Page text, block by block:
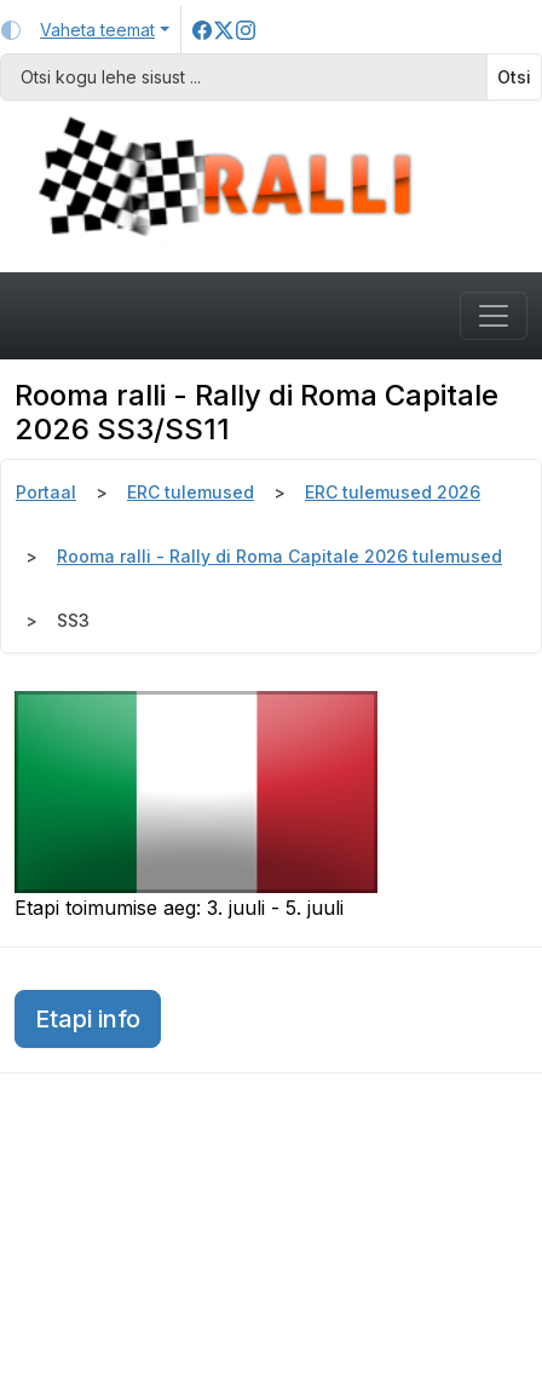
Vaheta teemat
Otsi
Rooma ralli - Rally di Roma Capitale
2026 SS3/SS11
Portaal ERC tulemused ERC tulemused 2026
Rooma ralli - Rally di Roma Capitale 2026 tulemused
SS3
Etapi toimumise aeg: 3. juuli - 5. juuli
Etapi info